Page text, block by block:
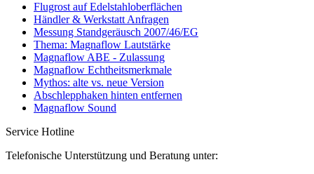
Flugrost auf Edelstahloberflächen
Händler & Werkstatt Anfragen
Messung Standgeräusch 2007/46/EG
Thema: Magnaflow Lautstärke
Magnaflow ABE - Zulassung
Magnaflow Echtheitsmerkmale
Mythos: alte vs. neue Version
Abschlepphaken hinten entfernen
Magnaflow Sound
Service Hotline
Telefonische Unterstützung und Beratung unter: